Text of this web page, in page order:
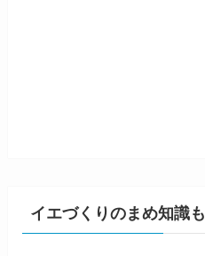
イエづくりのまめ知識も